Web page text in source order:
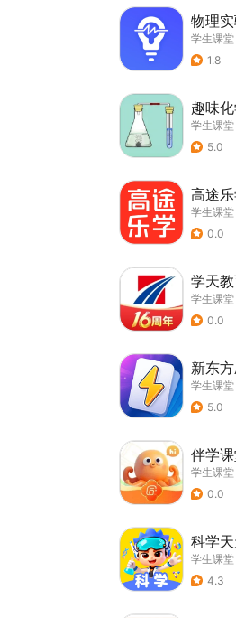
物理
学生课堂
1.8
趣味
学生课堂
5.0
高途
学生课堂
0.0
学天
学生课堂
0.0
新东
学生课堂
5.0
伴学
学生课堂
0.0
科学
学生课堂
4.3